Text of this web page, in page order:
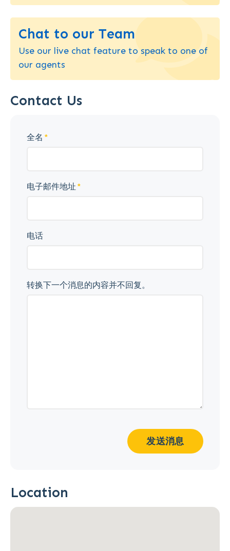
Chat to our Team
Use our live chat feature to speak to one of
our agents
Contact Us
全名
电子邮件地址
电话
转换下一个消息的内容并不回复。
发送消息
Location